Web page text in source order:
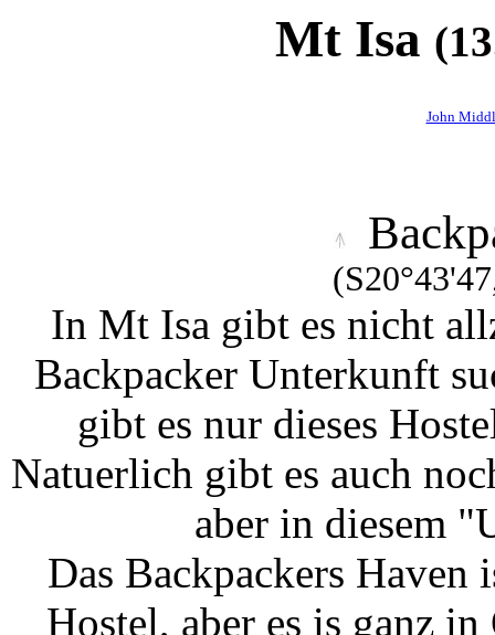
Mt Isa
John
In Mt Isa gibt es nicht
Backpacker Unterkunft
gibt es nur dieses
Natuerlich gibt es auch
aber in diesem
Das Backpackers Haven
Hostel, aber es is ganz